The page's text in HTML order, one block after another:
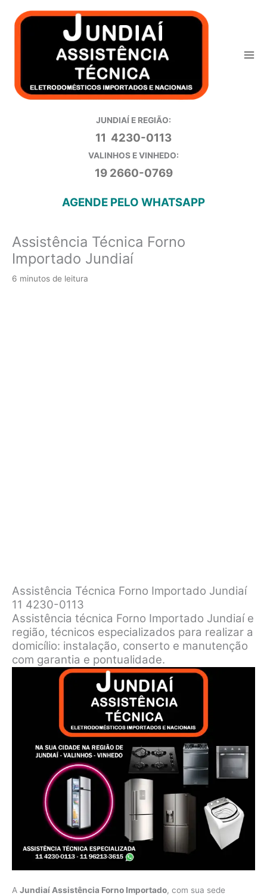
para
JUNDIAÍ E REGIÃO:
11 4230-0113
VALINHOS E VINHEDO:
19 2660-0769
AGENDE PELO WHATSAPP
Assistência Técnica Forno
Importado Jundiaí
6 minutos de leitura
Assistência Técnica Forno Importado Jundiaí
11 4230-0113
Assistência técnica Forno Importado Jundiaí e
região, técnicos especializados para realizar a
domicílio: instalação, conserto e manutenção
com garantia e pontualidade.
A Jundiaí Assistência Forno Importado, com sua sede